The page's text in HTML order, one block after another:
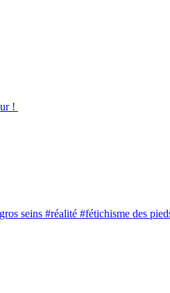
seins #réalité #fétichisme des